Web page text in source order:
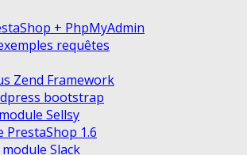
+ PhpMyAdmin
requêtes
Zend Framework
bootstrap
Sellsy
PrestaShop 1.6
Slack